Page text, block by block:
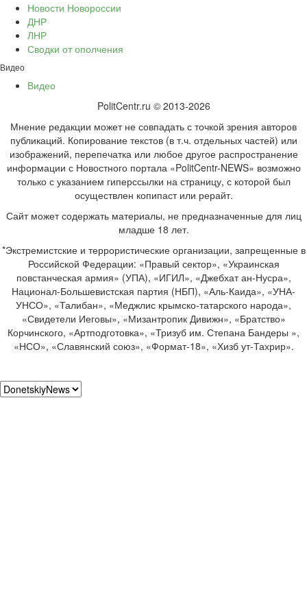
Новости Новороссии
ДНР
ЛНР
Сводки от ополчения
Видео
Видео
PolitCentr.ru © 2013-2026
Мнение редакции может не совпадать с точкой зрения авторов
публикаций. Копирование текстов (в т.ч. отдельных частей) или
изображений, перепечатка или любое другое распространение
информации с Новостного портала «PolitCentr-NEWS» возможно
только с указанием гиперссылки на страницу, с которой был
осуществлен копипаст или рерайт.
Сайт может содержать материалы, не предназначенные для лиц
младше 18 лет.
*Экстремистские и террористические организации, запрещенные в
Российской Федерации: «Правый сектор», «Украинская
повстанческая армия» (УПА), «ИГИЛ», «Джебхат ан-Нусра»,
Национал-Большевистская партия (НБП), «Аль-Каида», «УНА-
УНСО», «Талибан», «Меджлис крымско-татарского народа»,
«Свидетели Иеговы», «Мизантропик Дивижн», «Братство»
Корчинского, «Артподготовка», «Тризуб им. Степана Бандеры »,
«НСО», «Славянский союз», «Формат-18», «Хизб ут-Тахрир».